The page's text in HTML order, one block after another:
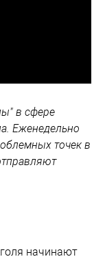
в сфере
Еженедельно
точек в
начинают